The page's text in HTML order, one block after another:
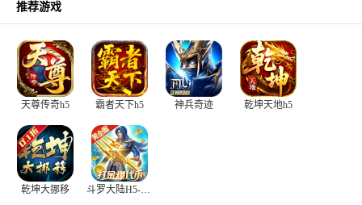
推荐游戏
天尊传奇h5 霸者天下h5 神兵奇迹 乾坤天地h5
乾坤大挪移 斗罗大陆H5-极速黄金版